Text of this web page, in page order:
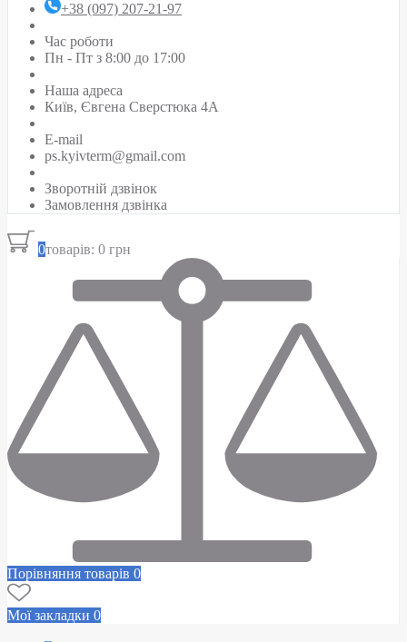
+38 (097) 207-21-97
Час роботи
Пн - Пт з 8:00 до 17:00
Наша адреса
Київ, Євгена Сверстюка 4А
E-mail
ps.kyivterm@gmail.com
Зворотній дзвінок
Замовлення дзвінка
0товарів: 0 грн
Порівняння товарів 0
Мої закладки 0